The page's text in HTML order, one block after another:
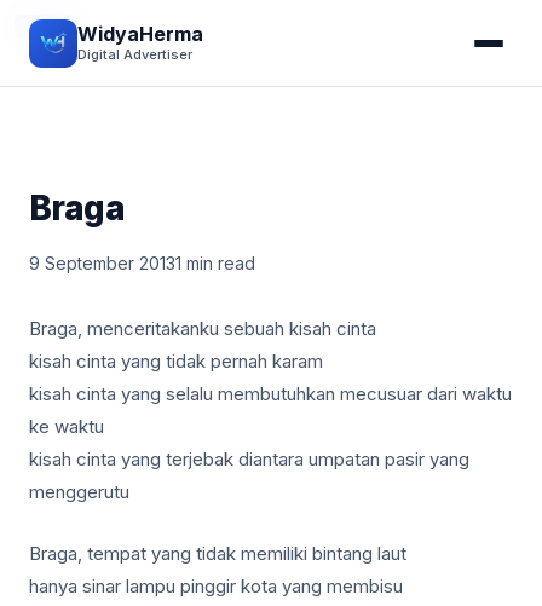
WidyaHerma
Digital Advertiser
PUISI
Braga
9 September 20131 min read
Braga, menceritakanku sebuah kisah cinta
kisah cinta yang tidak pernah karam
kisah cinta yang selalu membutuhkan mecusuar dari waktu
ke waktu
kisah cinta yang terjebak diantara umpatan pasir yang
menggerutu
Braga, tempat yang tidak memiliki bintang laut
hanya sinar lampu pinggir kota yang membisu